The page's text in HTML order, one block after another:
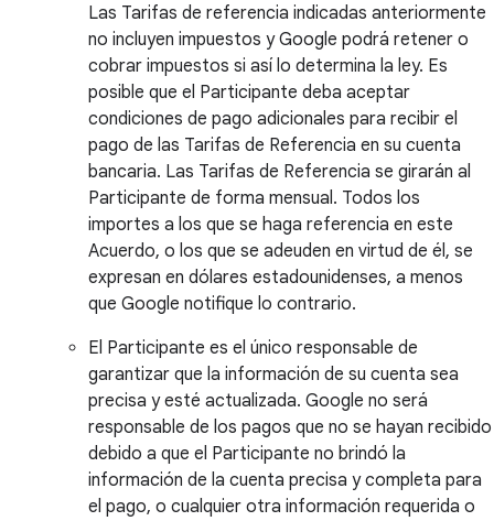
Las Tarifas de referencia indicadas anteriormente
no incluyen impuestos y Google podrá retener o
cobrar impuestos si así lo determina la ley. Es
posible que el Participante deba aceptar
condiciones de pago adicionales para recibir el
pago de las Tarifas de Referencia en su cuenta
bancaria. Las Tarifas de Referencia se girarán al
Participante de forma mensual. Todos los
importes a los que se haga referencia en este
Acuerdo, o los que se adeuden en virtud de él, se
expresan en dólares estadounidenses, a menos
que Google notifique lo contrario.
El Participante es el único responsable de
garantizar que la información de su cuenta sea
precisa y esté actualizada. Google no será
responsable de los pagos que no se hayan recibido
debido a que el Participante no brindó la
información de la cuenta precisa y completa para
el pago, o cualquier otra información requerida o